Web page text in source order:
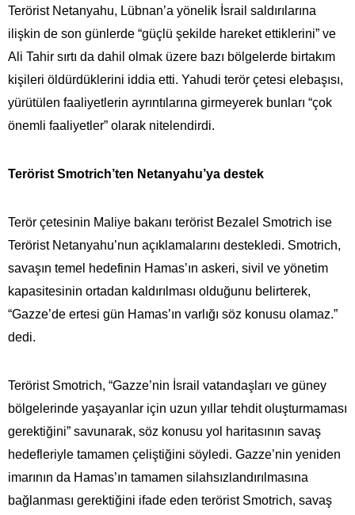
Terörist Netanyahu, Lübnan’a yönelik İsrail saldırılarına
ilişkin de son günlerde “güçlü şekilde hareket ettiklerini” ve
Ali Tahir sırtı da dahil olmak üzere bazı bölgelerde birtakım
kişileri öldürdüklerini iddia etti. Yahudi terör çetesi elebaşısı,
yürütülen faaliyetlerin ayrıntılarına girmeyerek bunları “çok
önemli faaliyetler” olarak nitelendirdi.
Terörist Smotrich’ten Netanyahu’ya destek
Terör çetesinin Maliye bakanı terörist Bezalel Smotrich ise
Terörist Netanyahu’nun açıklamalarını destekledi. Smotrich,
savaşın temel hedefinin Hamas’ın askeri, sivil ve yönetim
kapasitesinin ortadan kaldırılması olduğunu belirterek,
“Gazze’de ertesi gün Hamas’ın varlığı söz konusu olamaz.”
dedi.
Terörist Smotrich, “Gazze’nin İsrail vatandaşları ve güney
bölgelerinde yaşayanlar için uzun yıllar tehdit oluşturmaması
gerektiğini” savunarak, söz konusu yol haritasının savaş
hedefleriyle tamamen çeliştiğini söyledi. Gazze’nin yeniden
imarının da Hamas’ın tamamen silahsızlandırılmasına
bağlanması gerektiğini ifade eden terörist Smotrich, savaş